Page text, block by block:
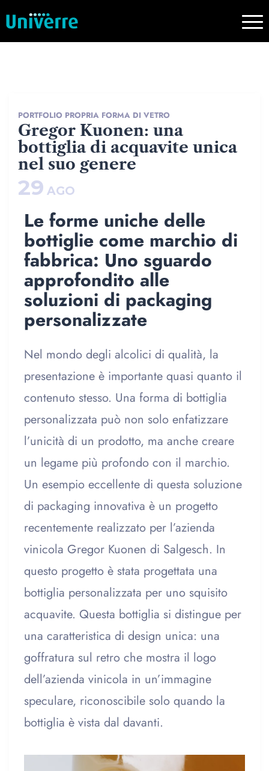
PORTFOLIO PROPRIA FORMA DI VETRO
Gregor Kuonen: una
bottiglia di acquavite unica
nel suo genere
29 AGO
Le forme uniche delle
bottiglie come marchio di
fabbrica: Uno sguardo
approfondito alle
soluzioni di packaging
personalizzate
Nel mondo degli alcolici di qualità, la
presentazione è importante quasi quanto il
contenuto stesso. Una forma di bottiglia
personalizzata può non solo enfatizzare
l’unicità di un prodotto, ma anche creare
un legame più profondo con il marchio.
Un esempio eccellente di questa soluzione
di packaging innovativa è un progetto
recentemente realizzato per l’azienda
vinicola Gregor Kuonen di Salgesch. In
questo progetto è stata progettata una
bottiglia personalizzata per uno squisito
acquavite. Questa bottiglia si distingue per
una caratteristica di design unica: una
goffratura sul retro che mostra il logo
dell’azienda vinicola in un’immagine
speculare, riconoscibile solo quando la
bottiglia è vista dal davanti.